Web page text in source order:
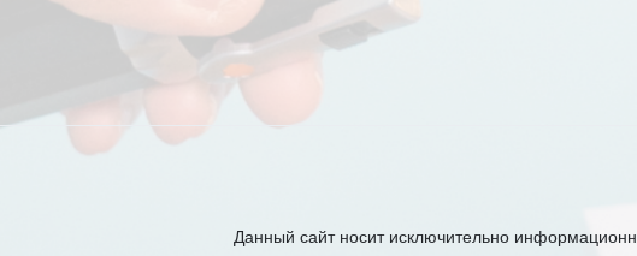
Данный сайт носит исключительно